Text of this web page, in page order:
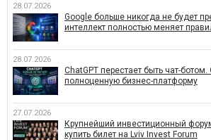
28.07.2026
Google больше никогда не будет
интеллект полностью меняет
28.07.2026
ChatGPT перестает быть чат-
полноценную бизнес-платформу
27.07.2026
Крупнейший инвестиционный
купить билет на Lviv Invest Forum